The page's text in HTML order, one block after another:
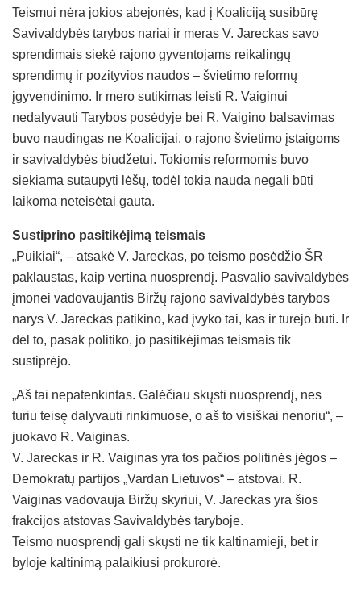
Teismui nėra jokios abejonės, kad į Koaliciją susibūrę
Savivaldybės tarybos nariai ir meras V. Jareckas savo
sprendimais siekė rajono gyventojams reikalingų
sprendimų ir pozityvios naudos – švietimo reformų
įgyvendinimo. Ir mero sutikimas leisti R. Vaiginui
nedalyvauti Tarybos posėdyje bei R. Vaigino balsavimas
buvo naudingas ne Koalicijai, o rajono švietimo įstaigoms
ir savivaldybės biudžetui. Tokiomis reformomis buvo
siekiama sutaupyti lėšų, todėl tokia nauda negali būti
laikoma neteisėtai gauta.
Sustiprino pasitikėjimą teismais
„Puikiai“, – atsakė V. Jareckas, po teismo posėdžio ŠR
paklaustas, kaip vertina nuosprendį. Pasvalio savivaldybės
įmonei vadovaujantis Biržų rajono savivaldybės tarybos
narys V. Jareckas patikino, kad įvyko tai, kas ir turėjo būti. Ir
dėl to, pasak politiko, jo pasitikėjimas teismais tik
sustiprėjo.
„Aš tai nepatenkintas. Galėčiau skųsti nuosprendį, nes
turiu teisę dalyvauti rinkimuose, o aš to visiškai nenoriu“, –
juokavo R. Vaiginas.
V. Jareckas ir R. Vaiginas yra tos pačios politinės jėgos –
Demokratų partijos „Vardan Lietuvos“ – atstovai. R.
Vaiginas vadovauja Biržų skyriui, V. Jareckas yra šios
frakcijos atstovas Savivaldybės taryboje.
Teismo nuosprendį gali skųsti ne tik kaltinamieji, bet ir
byloje kaltinimą palaikiusi prokurorė.